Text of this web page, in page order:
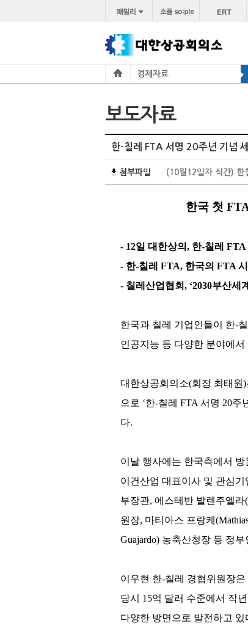
경제자료
보도자료
한-칠레 FTA 서명 20주년 기념
첨부파일 (10월12일자 석간)
한국 첫
- 12일 대한상의, 한-칠레 FTA
- 한-칠레 FTA, 한국의 FTA
- 칠레산업협회, ‘2030부산세
한국과 칠레 기업인들이 한-
인공지능 등 다양한 분야에
대한상공회의소(회장 최태원
으로 ‘한-칠레 FTA 서명 20
다.
이날 행사에는 한국측에서
이건산업 대표이사 및 관심
부장관, 에스테반 발렌주엘라
원장, 마티아스 프랑케
Guajardo) 농축산청장 등 정
이우현 한-칠레 경협위원장
당시 15억 달러 수준에서 작
다양한 방면으로 발전하고